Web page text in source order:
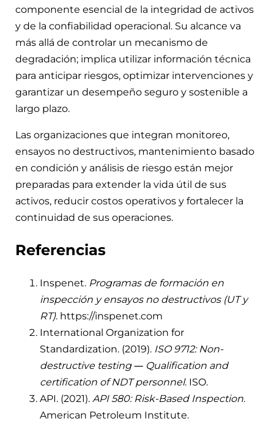
componente esencial de la integridad de activos
y de la confiabilidad operacional. Su alcance va
más allá de controlar un mecanismo de
degradación; implica utilizar información técnica
para anticipar riesgos, optimizar intervenciones y
garantizar un desempeño seguro y sostenible a
largo plazo.
Las organizaciones que integran monitoreo,
ensayos no destructivos, mantenimiento basado
en condición y análisis de riesgo están mejor
preparadas para extender la vida útil de sus
activos, reducir costos operativos y fortalecer la
continuidad de sus operaciones.
Referencias
Inspenet. Programas de formación en
inspección y ensayos no destructivos (UT y
RT). https://inspenet.com
International Organization for
Standardization. (2019). ISO 9712: Non-
destructive testing — Qualification and
certification of NDT personnel. ISO.
API. (2021). API 580: Risk-Based Inspection.
American Petroleum Institute.